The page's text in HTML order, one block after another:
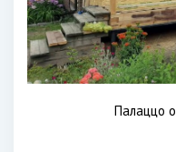
Палаццо